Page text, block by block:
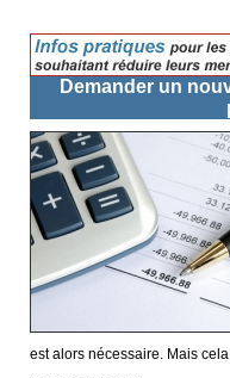
Demander un
est alors nécessaire. Mais